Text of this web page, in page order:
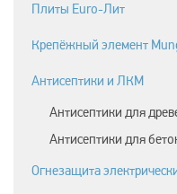
Плиты Euro-Лит
Крепёжный элемент
Антисептики и ЛКМ
Антисептики для
Антисептики для
Огнезащита